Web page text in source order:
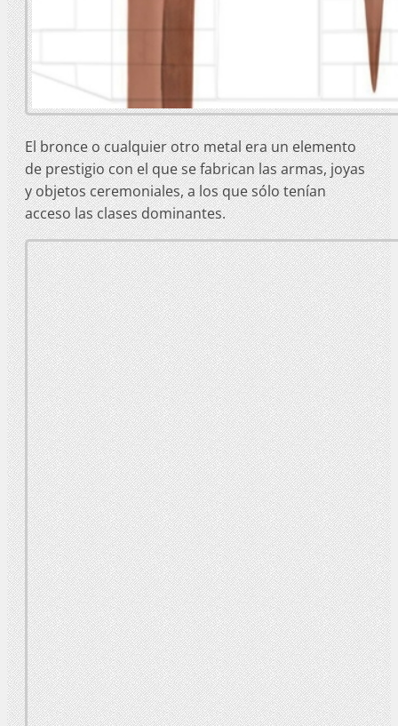
El bronce o cualquier otro metal era un elemento
de prestigio con el que se fabrican las armas, joyas
y objetos ceremoniales, a los que sólo tenían
acceso las clases dominantes.